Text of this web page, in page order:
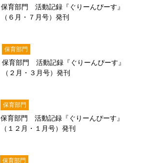
保育部門 活動記録『ぐりーんぴーす』
（６月・７月号）発刊
保育部門
保育部門 活動記録『ぐりーんぴーす』
（２月・３月号）発刊
保育部門
保育部門 活動記録『ぐりーんぴーす』
（１２月・１月号）発刊
保育部門